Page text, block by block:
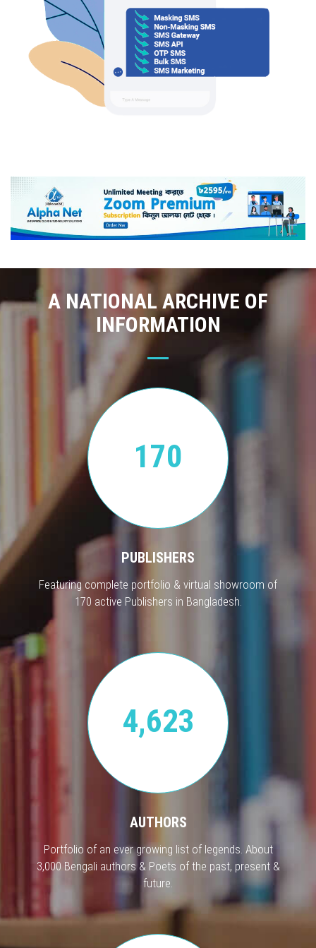
A NATIONAL ARCHIVE OF
INFORMATION
170
PUBLISHERS
Featuring complete portfolio & virtual showroom of
170 active Publishers in Bangladesh.
4,623
AUTHORS
Portfolio of an ever growing list of legends. About
3,000 Bengali authors & Poets of the past, present &
future.